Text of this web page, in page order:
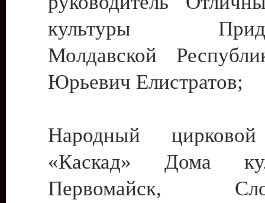
культуры
Молдавской
Юрьевич Елистратов;
Народный цирковой
«Каскад» Дома
Первомайск,